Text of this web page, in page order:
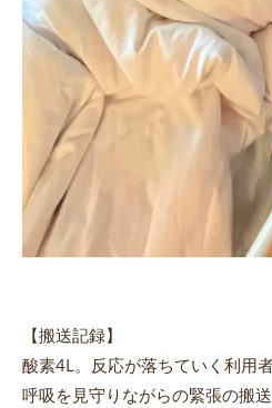
【搬送記録】
酸素4L。反応が落ちていく利用者
呼吸を見守りながらの緊張の搬送